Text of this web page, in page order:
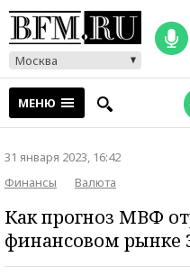
Москва
МЕНЮ
31 января 2023, 16:42
Финансы
Валюта
Как прогноз МВФ
финансовом рынке